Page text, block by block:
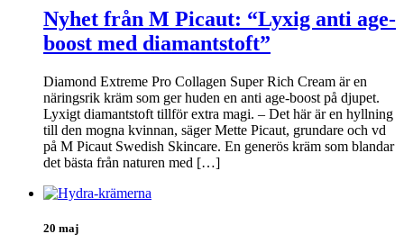
Nyhet från M Picaut: “Lyxig anti age-
boost med diamantstoft”
Diamond Extreme Pro Collagen Super Rich Cream är en
näringsrik kräm som ger huden en anti age-boost på djupet.
Lyxigt diamantstoft tillför extra magi. – Det här är en hyllning
till den mogna kvinnan, säger Mette Picaut, grundare och vd
på M Picaut Swedish Skincare. En generös kräm som blandar
det bästa från naturen med […]
20 maj